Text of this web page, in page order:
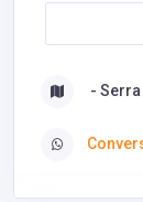
-